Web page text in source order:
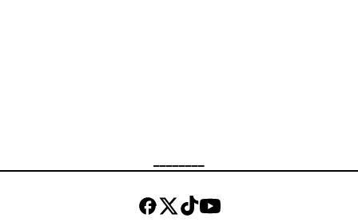
com a corporação, os suspeitos
efetuaram disparos contra a equipe
e fugiram, dando início a uma